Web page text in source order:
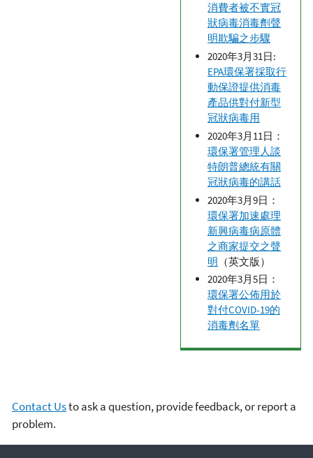
消費者被不實冠
狀病毒消毒劑聲
明欺騙之步驟
2020年3月31日:
EPA環保署採取行
動保證提供消毒
產品供對付新型
冠狀病毒用
2020年3月11日：
環保署管理人談
特朗普總統有關
冠狀病毒的講話
2020年3月9日：
環保署加速處理
新興病毒病原體
之商家提交之聲
明 （英文版）
2020年3月5日：
環保署公佈用於
對付COVID-19的
消毒劑名單
Contact Usto ask a question, provide feedback, or report a
problem.